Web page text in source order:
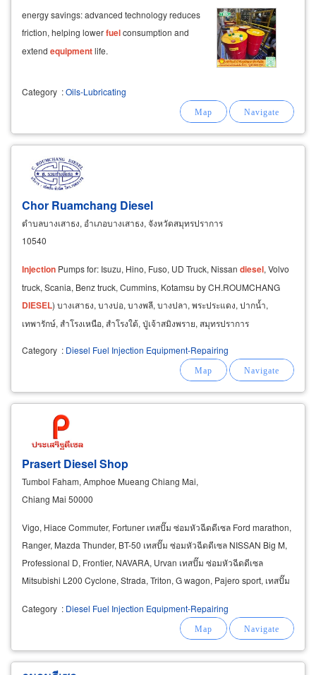
energy savings: advanced technology reduces
friction, helping lowerfuelconsumption and
extend equipmentlife.
Category :Oils-Lubricating
Chor Ruamchang Diesel
ตำบลบางเสาธง, อำเภอบางเสาธง, จังหวัดสมุทรปราการ
10540
Injection Pumps for: Isuzu, Hino, Fuso, UD Truck, Nissan diesel, Volvo
truck, Scania, Benz truck, Cummins, Kotamsu by CH.ROUMCHANG
DIESEL) บางเสาธง, บางบ่อ, บางพลี, บางปลา, พระประแดง, ปากน้ำ,
เทพารักษ์, สำโรงเหนือ, สำโรงใต้, ปู่เจ้าสมิงพราย, สมุทรปราการ
Category : Diesel Fuel Injection Equipment-Repairing
Prasert Diesel Shop
Tumbol Faham, Amphoe Mueang Chiang Mai,
Chiang Mai 50000
Vigo, Hiace Commuter, Fortuner เทสปั๊ม ซ่อมหัวฉีดดีเซล Ford marathon,
Ranger, Mazda Thunder, BT-50 เทสปั๊ม ซ่อมหัวฉีดดีเซล NISSAN Big M,
Professional D, Frontier, NAVARA, Urvan เทสปั๊ม ซ่อมหัวฉีดดีเซล
Mitsubishi L200 Cyclone, Strada, Triton, G wagon, Pajero sport, เทสปั๊ม
Category : Diesel Fuel Injection Equipment-Repairing